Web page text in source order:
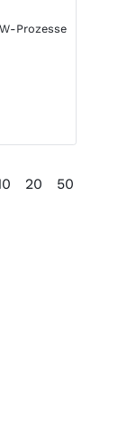
Prozesse
20 50